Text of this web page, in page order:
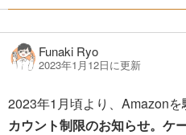
Funaki Ryo
2023年1月12日に更新
2023年1月頃より、Amazon
カウント制限のお知らせ。ケ